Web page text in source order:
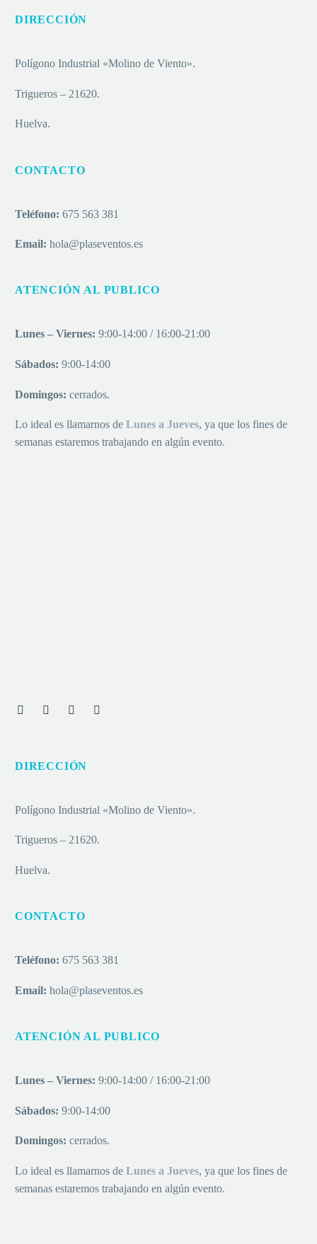
DIRECCIÓN
Polígono Industrial «Molino de Viento».
Trigueros – 21620.
Huelva.
CONTACTO
Teléfono: 675 563 381
Email: hola@plaseventos.es
ATENCIÓN AL PUBLICO
Lunes – Viernes: 9:00-14:00 / 16:00-21:00
Sábados: 9:00-14:00
Domingos: cerrados.
Lo ideal es llamarnos de Lunes a Jueves, ya que los fines de
semanas estaremos trabajando en algún evento.
DIRECCIÓN
Polígono Industrial «Molino de Viento».
Trigueros – 21620.
Huelva.
CONTACTO
Teléfono: 675 563 381
Email: hola@plaseventos.es
ATENCIÓN AL PUBLICO
Lunes – Viernes: 9:00-14:00 / 16:00-21:00
Sábados: 9:00-14:00
Domingos: cerrados.
Lo ideal es llamarnos de Lunes a Jueves, ya que los fines de
semanas estaremos trabajando en algún evento.